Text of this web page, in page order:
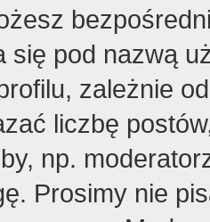
się pod nazwą
zależnie
liczbę
np.
Prosimy nie